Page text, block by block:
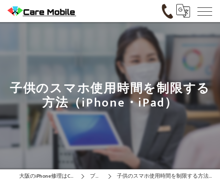
子供のスマホ使用時間を制限する
方法（iPhone・iPad）
大阪のiPhone修理はCare Mobile ブログ 子供のスマホ使用時間を制限する方法（iPhone・iPad）